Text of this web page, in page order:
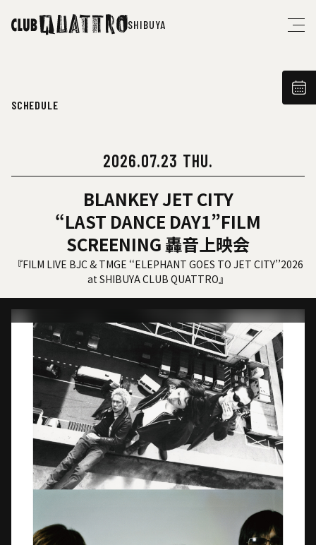
SHIBUYA
SCHEDULE
2026.07.23 THU.
BLANKEY JET CITY
“LAST DANCE DAY1”FILM
SCREENING 轟音上映会
『FILM LIVE BJC & TMGE ‘‘ELEPHANT GOES TO JET CITY’’2026
at SHIBUYA CLUB QUATTRO』